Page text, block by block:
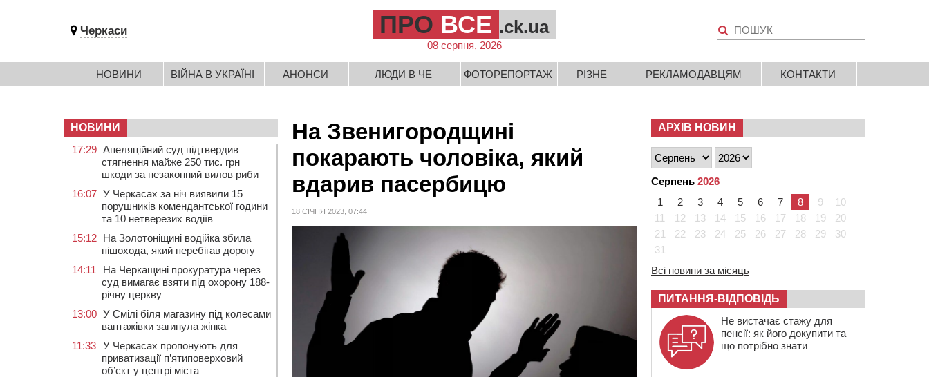
Черкаси ПРО ВСЕ .ck.ua
08 серпня, 2026
НОВИНИ ВІЙНА В УКРАЇНІ АНОНСИ ЛЮДИ В ЧЕ ФОТОРЕПОРТАЖ РІЗНЕ РЕКЛАМОДАВЦЯМ КОНТАКТИ
На Звенигородщині
покарають чоловіка, який
вдарив пасербицю
18 СІЧНЯ 2023, 07:44
НОВИНИ
17:29 Апеляційний суд підтвердив
стягнення майже 250 тис. грн
шкоди за незаконний вилов риби
16:07 У Черкасах за ніч виявили 15
порушників комендантської години
та 10 нетверезих водіїв
15:12 На Золотоніщині водійка збила
пішохода, який перебігав дорогу
14:11
На Черкащині прокуратура через
суд вимагає взяти під охорону 188-
річну церкву
13:00 У Смілі біля магазину під колесами
вантажівки загинула жінка
11:33 У Черкасах пропонують для
приватизації п’ятиповерховий
об’єкт у центрі міста
АРХІВ НОВИН
Серпень 2026
1
2 3 4 5 6 7 8 9
10
11
12 13 14 15 16 17 18 19
20
21
22 23 24 25 26 27 28 29
30
31
Всі новини за місяць
ПИТАННЯ-ВІДПОВІДЬ
Не вистачає стажу для
пенсії: як його докупити та
що потрібно знати